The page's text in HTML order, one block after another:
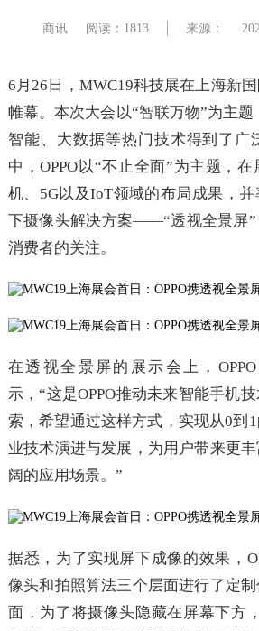
商讯 阅读：1813 来源：
6月26日，MWC19科技展在上海新
帷幕。本次大会以“智联万物”为主
智能、大数据等热门技术得到了广
中，OPPO以“不止全面”为主题，
机、5G以及IoT领域的布局成果，
下摄像头解决方案——“透视全景屏”
消费者的关注。
在透视全景屏的展示会上，
示，“这是OPPO推动未来智能手机
索，希望通过这样方式，实现从0到
业技术演进与发展，为用户带来更
阔的应用场景。”
据悉，为了实现屏下成像的效果，
像头和拍照算法三个层面进行了定
面，为了将摄像头隐藏在屏幕下方